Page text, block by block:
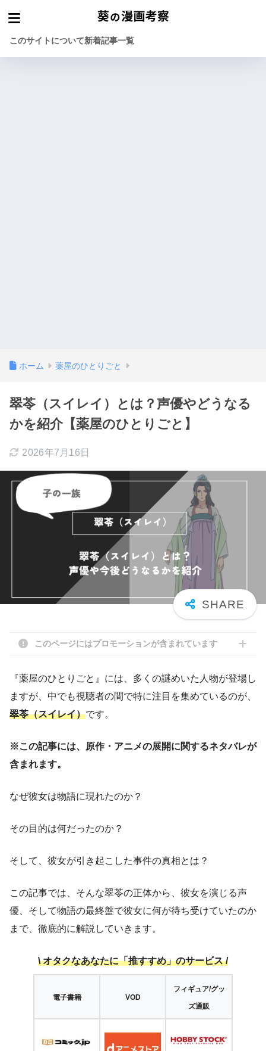
このサイトについて新着記事一覧
ホーム 薬屋のひとりごと
翠苓（スイレイ）とは？声優やどうなる
かを紹介【薬屋のひとりごと】
2026年7月16日
このページにはプロモーションが含まれています
『薬屋のひとりごと』には、多くの謎めいた人物が登場し
ますが、中でも視聴者の間で特に注目を集めているのが、
翠苓（スイレイ）です。
※この記事には、原作・アニメの展開に関するネタバレが
含まれます。
なぜ彼女は物語に現れたのか？
その目的は何だったのか？
そして、彼女が引き起こした事件の真相とは？
この記事では、そんな翠苓の正体から、彼女を演じる声
優、そして物語の最終盤で彼女に何が待ち受けていたのか
まで、徹底的に解説していきます。
\ オタクなあなたに「推すすめ」のサービス /
電子書籍 VOD
フィギュア/グッ
ズ通販